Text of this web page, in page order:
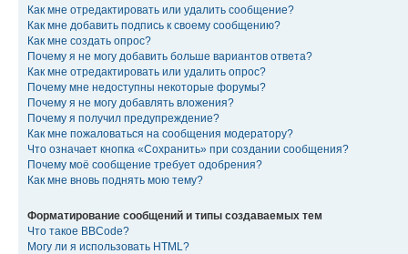
Как мне отредактировать или удалить сообщение?
Как мне добавить подпись к своему сообщению?
Как мне создать опрос?
Почему я не могу добавить больше вариантов ответа?
Как мне отредактировать или удалить опрос?
Почему мне недоступны некоторые форумы?
Почему я не могу добавлять вложения?
Почему я получил предупреждение?
Как мне пожаловаться на сообщения модератору?
Что означает кнопка «Сохранить» при создании сообщения?
Почему моё сообщение требует одобрения?
Как мне вновь поднять мою тему?
Форматирование сообщений и типы создаваемых тем
Что такое BBCode?
Могу ли я использовать HTML?